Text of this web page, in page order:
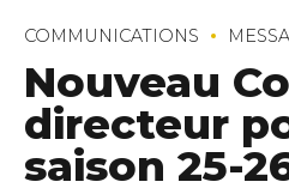
COMMUNICATIONS
Nouveau
directeur
saison 25-